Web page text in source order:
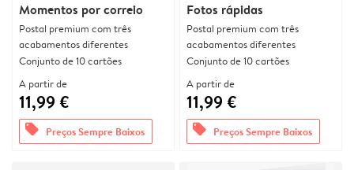
Momentos por correio
Postal premium com três
acabamentos diferentes
Conjunto de 10 cartões
A partir de
11,99 €
offers Preços Sempre Baixos
Fotos rápidas
Postal premium com três
acabamentos diferentes
Conjunto de 10 cartões
A partir de
11,99 €
offers Preços Sempre Baixos